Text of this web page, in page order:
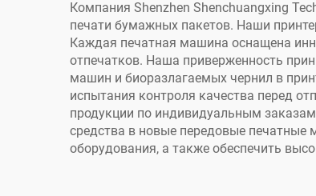
стаканчиках,
вентиляторах
Компания Shenzhen Shenchuangxing
печати бумажных пакетов. Наши
Каждая печатная машина оснащена
отпечатков. Наша приверженность
машин и биоразлагаемых чернил в
испытания контроля качества перед
продукции по индивидуальным
средства в новые передовые
оборудования, а также обеспечить